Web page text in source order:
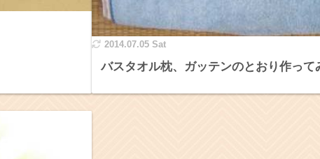
2014.07.05 Sat
バスタオル枕、ガッテンのとおり作って